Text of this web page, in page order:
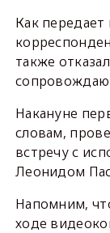
Как
также
Накануне
словам,
встречу с
Леонидом
Напомним,
ходе